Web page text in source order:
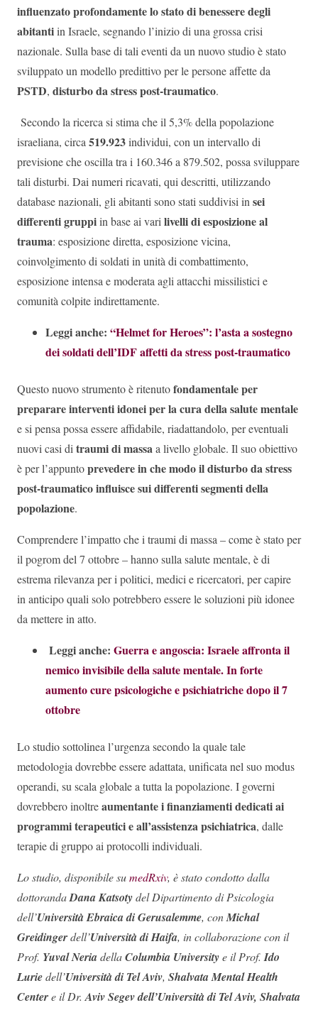
influenzato profondamente lo stato di benessere degli
abitantiin Israele, segnando l’inizio di una grossa crisi
nazionale. Sulla base di tali eventi da un nuovo studio è stato
sviluppato un modello predittivo per le persone affette da
PSTD, disturbo da stress post-traumatico.
Secondo la ricerca si stima che il 5,3% della popolazione
israeliana, circa519.923individui, con un intervallo di
previsione che oscilla tra i 160.346 a 879.502, possa sviluppare
tali disturbi. Dai numeri ricavati, qui descritti, utilizzando
database nazionali, gli abitanti sono stati suddivisi insei
differenti gruppiin base ai varilivelli di esposizione al
trauma: esposizione diretta, esposizione vicina,
coinvolgimento di soldati in unità di combattimento,
esposizione intensa e moderata agli attacchi missilistici e
comunità colpite indirettamente.
Leggi anche: “Helmet for Heroes”: l’asta a sostegno
dei soldati dell’IDF affetti da stress post-traumatico
Questo nuovo strumento è ritenutofondamentale per
preparare interventi idonei per la cura della salute mentale
e si pensa possa essere affidabile, riadattandolo, per eventuali
nuovi casi ditraumi di massaa livello globale. Il suo obiettivo
è per l’appuntoprevedere in che modo il disturbo da stress
post-traumatico influisce sui differenti segmenti della
popolazione.
Comprendere l’impatto che i traumi di massa – come è stato per
il pogrom del 7 ottobre – hanno sulla salute mentale, è di
estrema rilevanza per i politici, medici e ricercatori, per capire
in anticipo quali solo potrebbero essere le soluzioni più idonee
da mettere in atto.
Leggi anche: Guerra e angoscia: Israele affronta il
nemico invisibile della salute mentale. In forte
aumento cure psicologiche e psichiatriche dopo il 7
ottobre
Lo studio sottolinea l’urgenza secondo la quale tale
metodologia dovrebbe essere adattata, unificata nel suo modus
operandi, su scala globale a tutta la popolazione. I governi
dovrebbero inoltreaumentante i finanziamenti dedicati ai
programmi terapeutici e all’assistenza psichiatrica, dalle
terapie di gruppo ai protocolli individuali.
Lo studio, disponibile sumedRxiv, è stato condotto dalla
dottorandaDana Katsotydel Dipartimento di Psicologia
dell’Università Ebraica di Gerusalemme, conMichal
Greidingerdell’Università di Haifa, in collaborazione con il
Prof. Yuval NeriadellaColumbia Universitye il Prof.Ido
Luriedell’Università di Tel Aviv, Shalvata Mental Health
Centere il Dr.Aviv Segev dell’Università di Tel Aviv, Shalvata